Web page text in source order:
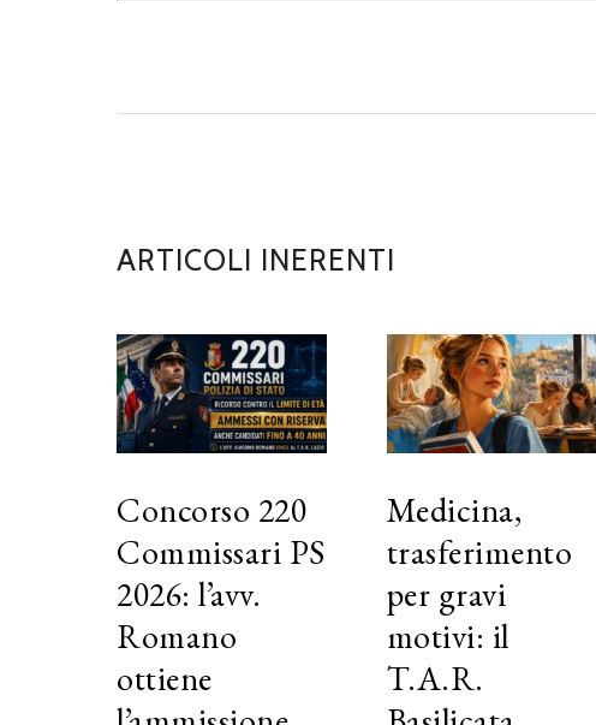
ARTICOLI INERENTI
Concorso 220
Commissari PS
2026: l’avv.
Romano
ottiene
Medicina,
trasferimento
per gravi
motivi: il
T.A.R.